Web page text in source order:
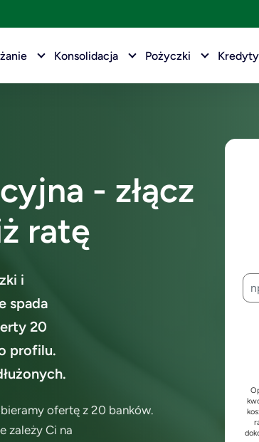
Konsolidacja Pożyczki Kredyty
- złącz
ratę
i
spada
20
profilu.
ofertę z 20 banków.
zależy Ci na